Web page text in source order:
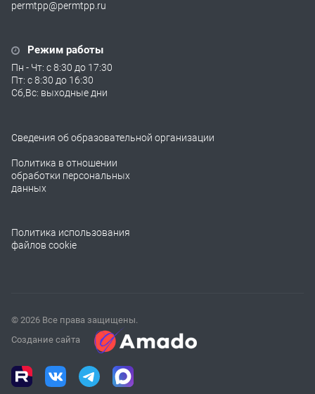
permtpp@permtpp.ru
Режим работы
Пн - Чт: с 8:30 до 17:30
Пт: с 8:30 до 16:30
Сб,Вс: выходные дни
Сведения об образовательной организации
Политика в отношении
обработки персональных
данных
Политика использования
файлов cookie
© 2026 Все права защищены.
Создание сайта